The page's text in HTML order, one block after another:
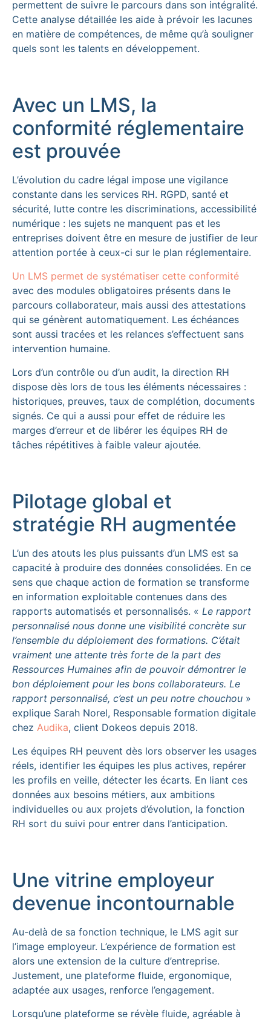
permettent de suivre le parcours dans son intégralité.
Cette analyse détaillée les aide à prévoir les lacunes
en matière de compétences, de même qu’à souligner
quels sont les talents en développement.
Avec un LMS, la
conformité réglementaire
est prouvée
L’évolution du cadre légal impose une vigilance
constante dans les services RH. RGPD, santé et
sécurité, lutte contre les discriminations, accessibilité
numérique : les sujets ne manquent pas et les
entreprises doivent être en mesure de justifier de leur
attention portée à ceux-ci sur le plan réglementaire.
Un LMS permet de systématiser cette conformité
avec des modules obligatoires présents dans le
parcours collaborateur, mais aussi des attestations
qui se génèrent automatiquement. Les échéances
sont aussi tracées et les relances s’effectuent sans
intervention humaine.
Lors d’un contrôle ou d’un audit, la direction RH
dispose dès lors de tous les éléments nécessaires :
historiques, preuves, taux de complétion, documents
signés. Ce qui a aussi pour effet de réduire les
marges d’erreur et de libérer les équipes RH de
tâches répétitives à faible valeur ajoutée.
Pilotage global et
stratégie RH augmentée
L’un des atouts les plus puissants d’un LMS est sa
capacité à produire des données consolidées. En ce
sens que chaque action de formation se transforme
en information exploitable contenues dans des
rapports automatisés et personnalisés. « Le rapport
personnalisé nous donne une visibilité concrète sur
l’ensemble du déploiement des formations. C’était
vraiment une attente très forte de la part des
Ressources Humaines afin de pouvoir démontrer le
bon déploiement pour les bons collaborateurs. Le
rapport personnalisé, c’est un peu notre chouchou »
explique Sarah Norel, Responsable formation digitale
chez Audika, client Dokeos depuis 2018.
Les équipes RH peuvent dès lors observer les usages
réels, identifier les équipes les plus actives, repérer
les profils en veille, détecter les écarts. En liant ces
données aux besoins métiers, aux ambitions
individuelles ou aux projets d’évolution, la fonction
RH sort du suivi pour entrer dans l’anticipation.
Une vitrine employeur
devenue incontournable
Au-delà de sa fonction technique, le LMS agit sur
l’image employeur. L’expérience de formation est
alors une extension de la culture d’entreprise.
Justement, une plateforme fluide, ergonomique,
adaptée aux usages, renforce l’engagement.
Lorsqu’une plateforme se révèle fluide, agréable à